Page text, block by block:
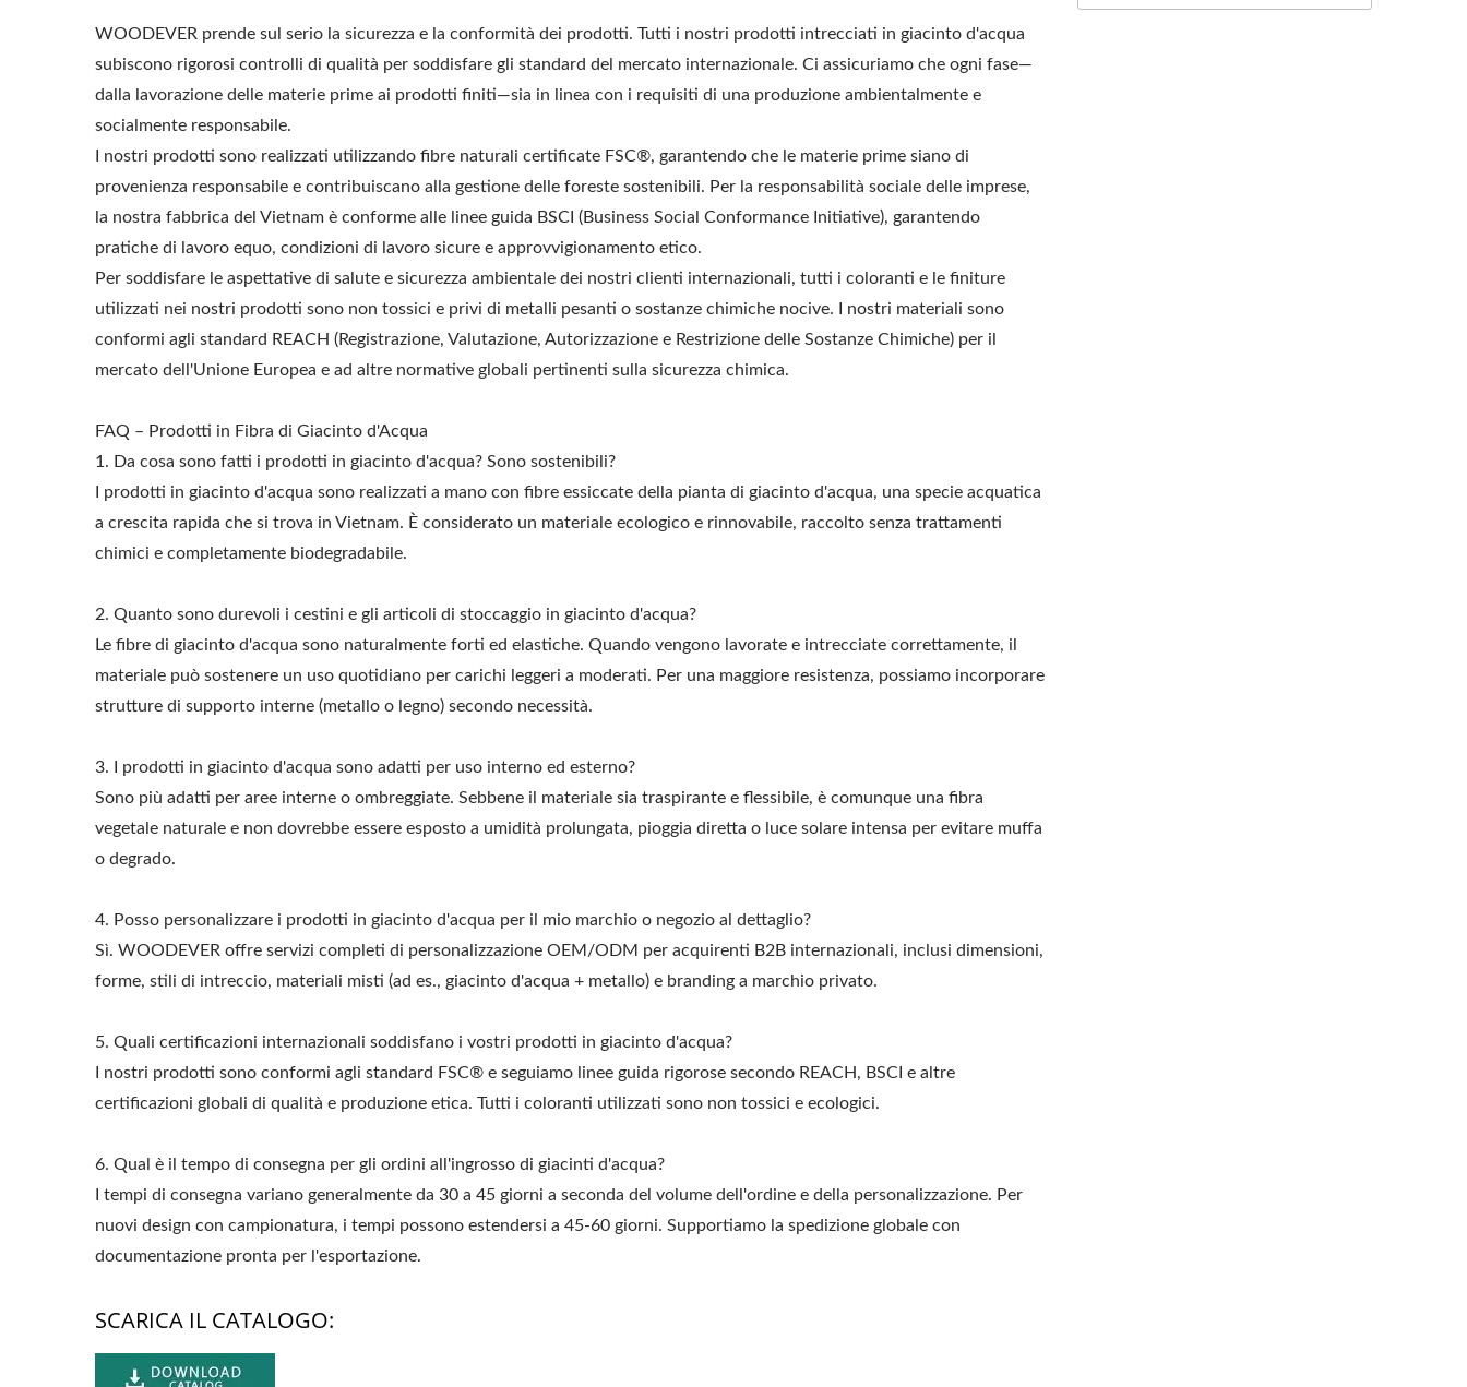
WOODEVER prende sul serio la sicurezza e la conformità dei prodotti. Tutti i nostri prodotti intrecciati in giacinto d'acqua
subiscono rigorosi controlli di qualità per soddisfare gli standard del mercato internazionale. Ci assicuriamo che ogni fase—
dalla lavorazione delle materie prime ai prodotti finiti—sia in linea con i requisiti di una produzione ambientalmente e
socialmente responsabile.
I nostri prodotti sono realizzati utilizzando fibre naturali certificate FSC®, garantendo che le materie prime siano di
provenienza responsabile e contribuiscano alla gestione delle foreste sostenibili. Per la responsabilità sociale delle imprese,
la nostra fabbrica del Vietnam è conforme alle linee guida BSCI (Business Social Conformance Initiative), garantendo
pratiche di lavoro equo, condizioni di lavoro sicure e approvvigionamento etico.
Per soddisfare le aspettative di salute e sicurezza ambientale dei nostri clienti internazionali, tutti i coloranti e le finiture
utilizzati nei nostri prodotti sono non tossici e privi di metalli pesanti o sostanze chimiche nocive. I nostri materiali sono
conformi agli standard REACH (Registrazione, Valutazione, Autorizzazione e Restrizione delle Sostanze Chimiche) per il
mercato dell'Unione Europea e ad altre normative globali pertinenti sulla sicurezza chimica.
FAQ – Prodotti in Fibra di Giacinto d'Acqua
1. Da cosa sono fatti i prodotti in giacinto d'acqua? Sono sostenibili?
I prodotti in giacinto d'acqua sono realizzati a mano con fibre essiccate della pianta di giacinto d'acqua, una specie acquatica
a crescita rapida che si trova in Vietnam. È considerato un materiale ecologico e rinnovabile, raccolto senza trattamenti
chimici e completamente biodegradabile.
2. Quanto sono durevoli i cestini e gli articoli di stoccaggio in giacinto d'acqua?
Le fibre di giacinto d'acqua sono naturalmente forti ed elastiche. Quando vengono lavorate e intrecciate correttamente, il
materiale può sostenere un uso quotidiano per carichi leggeri a moderati. Per una maggiore resistenza, possiamo incorporare
strutture di supporto interne (metallo o legno) secondo necessità.
3. I prodotti in giacinto d'acqua sono adatti per uso interno ed esterno?
Sono più adatti per aree interne o ombreggiate. Sebbene il materiale sia traspirante e flessibile, è comunque una fibra
vegetale naturale e non dovrebbe essere esposto a umidità prolungata, pioggia diretta o luce solare intensa per evitare muffa
o degrado.
4. Posso personalizzare i prodotti in giacinto d'acqua per il mio marchio o negozio al dettaglio?
Sì. WOODEVER offre servizi completi di personalizzazione OEM/ODM per acquirenti B2B internazionali, inclusi dimensioni,
forme, stili di intreccio, materiali misti (ad es., giacinto d'acqua + metallo) e branding a marchio privato.
5. Quali certificazioni internazionali soddisfano i vostri prodotti in giacinto d'acqua?
I nostri prodotti sono conformi agli standard FSC® e seguiamo linee guida rigorose secondo REACH, BSCI e altre
certificazioni globali di qualità e produzione etica. Tutti i coloranti utilizzati sono non tossici e ecologici.
6. Qual è il tempo di consegna per gli ordini all'ingrosso di giacinti d'acqua?
I tempi di consegna variano generalmente da 30 a 45 giorni a seconda del volume dell'ordine e della personalizzazione. Per
nuovi design con campionatura, i tempi possono estendersi a 45-60 giorni. Supportiamo la spedizione globale con
documentazione pronta per l'esportazione.
SCARICA IL CATALOGO: